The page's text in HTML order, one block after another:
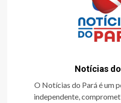
Notícias
O Notícias do Pará é um
independente,